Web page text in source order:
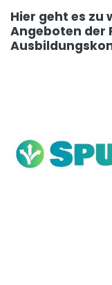
Hier geht es zu
Angeboten der